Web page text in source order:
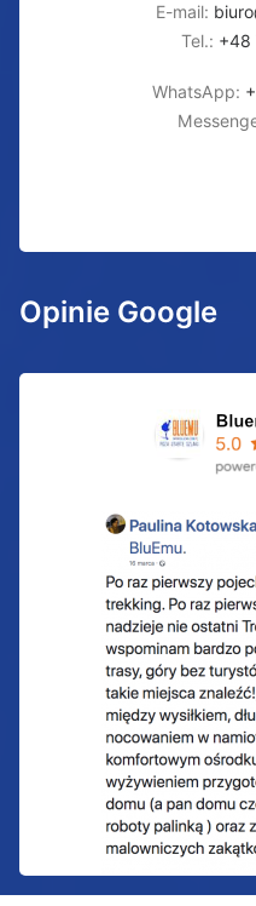
E-mail:
Tel.: +48
WhatsApp:
Opinie Google